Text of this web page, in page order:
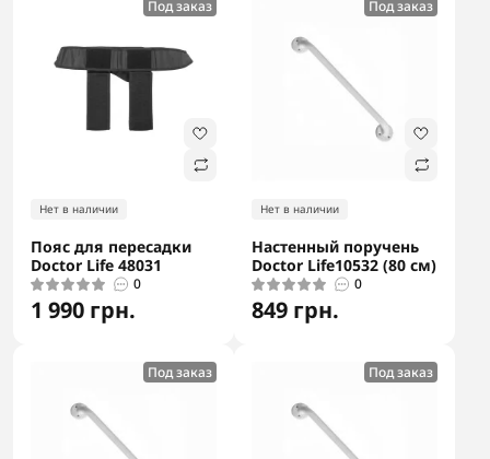
Под заказ
Нет в наличии
Пояс для пересадки
Doctor Life 48031
0
1 990 грн.
Под заказ
Нет в наличии
Настенный поручень
Doctor Life10532 (80 см)
0
849 грн.
Под заказ Под заказ